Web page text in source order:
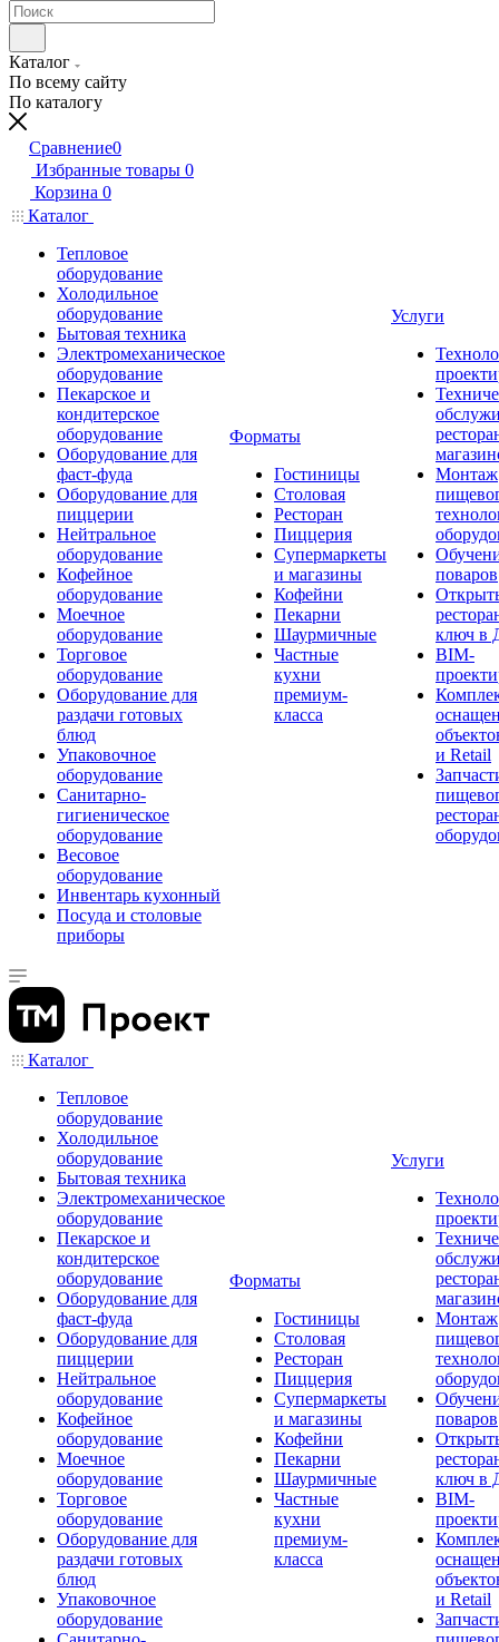
Каталог
По всему сайту
По каталогу
Сравнение0
Избранные товары 0
Корзина 0
Каталог
Тепловое
оборудование
Холодильное
оборудование
Бытовая техника
Электромеханическое
оборудование
Пекарское и
кондитерское
оборудование
Оборудование для
фаст-фуда
Оборудование для
пиццерии
Нейтральное
оборудование
Кофейное
оборудование
Моечное
оборудование
Торговое
оборудование
Оборудование для
раздачи готовых
блюд
Упаковочное
оборудование
Санитарно-
гигиеническое
оборудование
Весовое
оборудование
Инвентарь кухонный
Посуда и столовые
приборы
Форматы
Гостиницы
Столовая
Ресторан
Пиццерия
Супермаркеты
и магазины
Кофейни
Пекарни
Шаурмичные
Частные
кухни
премиум-
класса
Услуги
Монтаж
поваров
ключ в
BIM-
и Retail
Каталог
Тепловое
оборудование
Холодильное
оборудование
Бытовая техника
Электромеханическое
оборудование
Пекарское и
кондитерское
оборудование
Оборудование для
фаст-фуда
Оборудование для
пиццерии
Нейтральное
оборудование
Кофейное
оборудование
Моечное
оборудование
Торговое
оборудование
Оборудование для
раздачи готовых
блюд
Упаковочное
оборудование
Форматы
Гостиницы
Столовая
Ресторан
Пиццерия
Супермаркеты
и магазины
Кофейни
Пекарни
Шаурмичные
Частные
кухни
премиум-
класса
Услуги
Монтаж
поваров
ключ в
BIM-
и Retail